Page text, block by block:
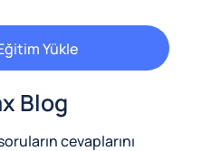
Yükle
Blog
cevaplarını